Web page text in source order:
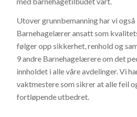
Utover grunnbemanning har vi
Barnehagelærer ansatt som
følger opp sikkerhet, renhold og
9 andre Barnehagelærere om det
innholdet i alle våre avdelinger. Vi
vaktmestere som sikrer at alle feil
fortløpende utbedret.